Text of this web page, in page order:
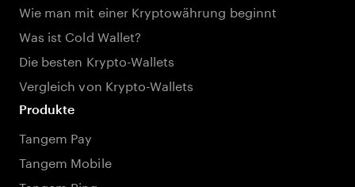
Wie man mit einer Kryptowährung beginnt
Was ist Cold Wallet?
Die besten Krypto-Wallets
Vergleich von Krypto-Wallets
Produkte
Tangem Pay
Tangem Mobile